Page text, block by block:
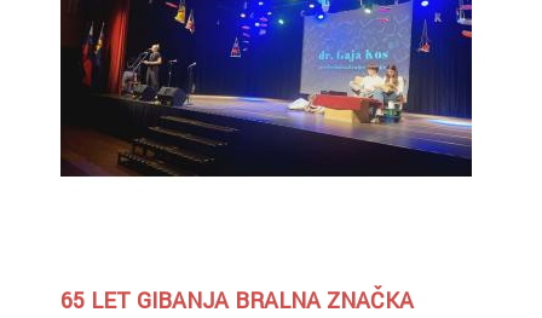
65 LET GIBANJA BRALNA ZNAČKA